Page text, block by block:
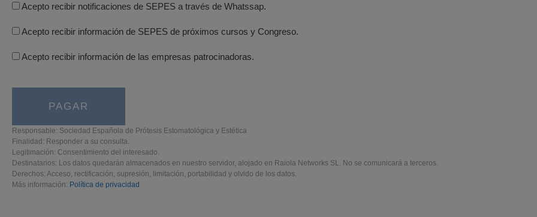
Acepto recibir notificaciones de SEPES a través de Whatssap.
Acepto recibir información de SEPES de próximos cursos y Congreso.
Acepto recibir información de las empresas patrocinadoras.
Responsable: Sociedad Española de Prótesis Estomatológica y Estética
Finalidad: Responder a su consulta.
Legitimación: Consentimiento del interesado.
Destinatarios: Los datos quedarán almacenados en nuestro servidor, alojado en Raiola Networks SL. No se comunicará a terceros.
Derechos: Acceso, rectificación, supresión, limitación, portabilidad y olvido de los datos.
Más información: Política de privacidad